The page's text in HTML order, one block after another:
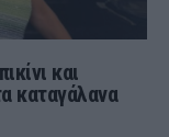
και
καταγάλανα